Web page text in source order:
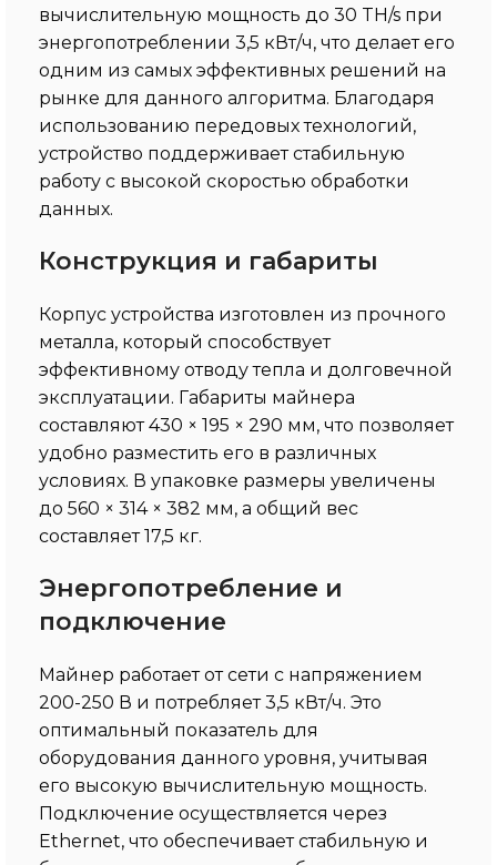
вычислительную мощность до 30 TH/s при
энергопотреблении 3,5 кВт/ч, что делает его
одним из самых эффективных решений на
рынке для данного алгоритма. Благодаря
использованию передовых технологий,
устройство поддерживает стабильную
работу с высокой скоростью обработки
данных.
Конструкция и габариты
Корпус устройства изготовлен из прочного
металла, который способствует
эффективному отводу тепла и долговечной
эксплуатации. Габариты майнера
составляют 430 × 195 × 290 мм, что позволяет
удобно разместить его в различных
условиях. В упаковке размеры увеличены
до 560 × 314 × 382 мм, а общий вес
составляет 17,5 кг.
Энергопотребление и
подключение
Майнер работает от сети с напряжением
200-250 В и потребляет 3,5 кВт/ч. Это
оптимальный показатель для
оборудования данного уровня, учитывая
его высокую вычислительную мощность.
Подключение осуществляется через
Ethernet, что обеспечивает стабильную и